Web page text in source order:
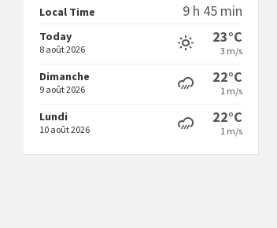
Local Time 9 h 45 min
Today
8 août 2026
23°C
3 m/s
Dimanche
9 août 2026
22°C
1 m/s
Lundi
10 août 2026
22°C
1 m/s